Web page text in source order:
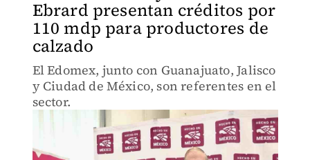
Ebrard presentan créditos por
110 mdp para productores de
calzado
El Edomex, junto con Guanajuato, Jalisco
y Ciudad de México, son referentes en el
sector.